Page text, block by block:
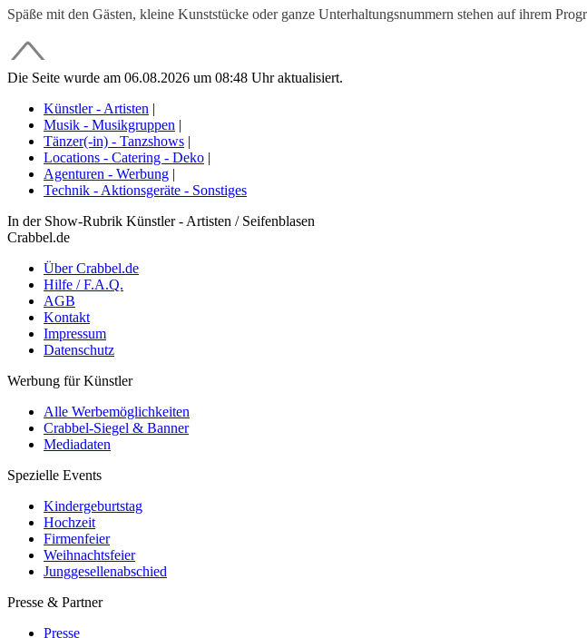
Späße mit den Gästen, kleine Kunststücke oder ganze Unterhaltungsnummern stehen auf ihrem
Die Seite wurde am 06.08.2026 um 08:48 Uhr aktualisiert.
Künstler - Artisten |
Musik - Musikgruppen |
Tänzer(-in) - Tanzshows |
Locations - Catering - Deko |
Agenturen - Werbung |
Technik - Aktionsgeräte - Sonstiges
In der Show-Rubrik Künstler - Artisten / Seifenblasen
Crabbel.de
Über Crabbel.de
Hilfe / F.A.Q.
AGB
Kontakt
Impressum
Datenschutz
Werbung für Künstler
Alle Werbemöglichkeiten
Crabbel-Siegel & Banner
Mediadaten
Spezielle Events
Kindergeburtstag
Hochzeit
Firmenfeier
Weihnachtsfeier
Junggesellenabschied
Presse & Partner
Presse